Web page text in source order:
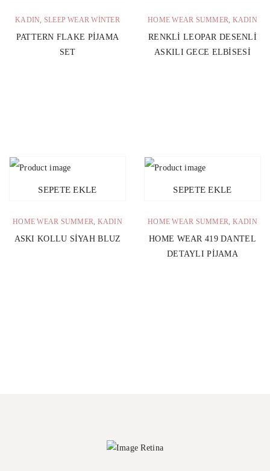
KADIN, SLEEP WEAR WINTER
PATTERN FLAKE PIJAMA
SET
HOME WEAR SUMMER, KADIN
RENKLI LEOPAR DESENLI
ASKILI GECE ELBISESI
SEPETE EKLE
HOME WEAR SUMMER, KADIN
ASKI KOLLU SIYAH BLUZ
SEPETE EKLE
HOME WEAR SUMMER, KADIN
HOME WEAR 419 DANTEL
DETAYLI PIJAMA